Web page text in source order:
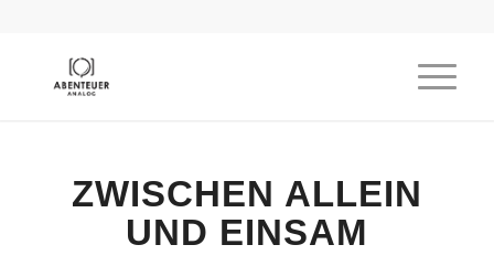
ZWISCHEN ALLEIN
UND EINSAM